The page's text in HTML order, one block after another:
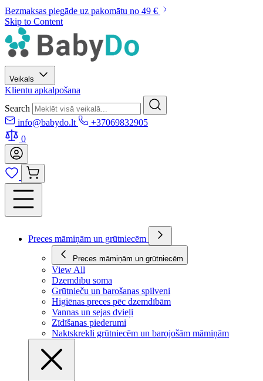
Bezmaksas piegāde uz pakomātu no 49 €
Skip to Content
Veikals
Klientu apkalpošana
Search
info@babydo.lt
+37069832905
0
Preces māmiņām un grūtniecēm
Preces māmiņām un grūtniecēm
View All
Dzemdību soma
Grūtnieču un barošanas spilveni
Higiēnas preces pēc dzemdībām
Vannas un sejas dvieļi
Zīdīšanas piederumi
Naktskrekli grūtniecēm un barojošām māmiņām